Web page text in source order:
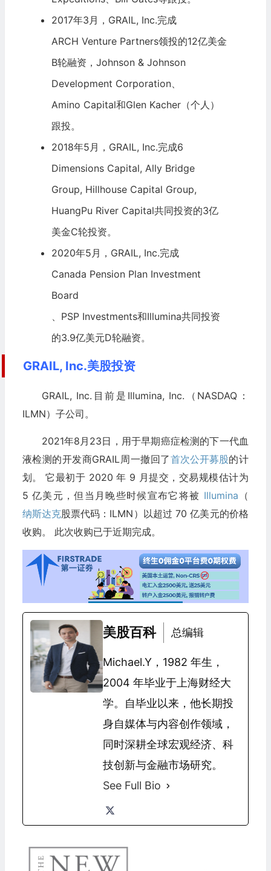
2017年3月，GRAIL, Inc.完成
ARCH Venture Partners领投的12亿美金
B轮融资， Johnson & Johnson
Development Corporation、
Amino Capital和Glen Kacher（个人）
跟投。
2018年5月，GRAIL, Inc.完成6
Dimensions Capital, Ally Bridge
Group, Hillhouse Capital Group,
HuangPu River Capital共同投资的3亿
美金C轮投资。
2020年5月，GRAIL, Inc.完成
Canada Pension Plan Investment
Board
、PSP Investments和Illumina共同投资
的3.9亿美元D轮融资。
GRAIL, Inc.美股投资
GRAIL, Inc.目前是Illumina, Inc.（NASDAQ：
ILMN）子公司。
2021年8月23日，用于早期癌症检测的下一代血
液检测的开发商GRAIL周一撤回了首次公开募股的计
划。 它最初于 2020 年 9 月提交，交易规模估计为
5 亿美元，但当月晚些时候宣布它将被 Illumina （
纳斯达克股票代码：ILMN）以超过 70 亿美元的价格
收购。 此次收购已于近期完成。
美股百科 总编辑
Michael.Y，1982 年生，
2004 年毕业于上海财经大
学。自毕业以来，他长期投
身自媒体与内容创作领域，
同时深耕全球宏观经济、科
技创新与金融市场研究。
See Full Bio